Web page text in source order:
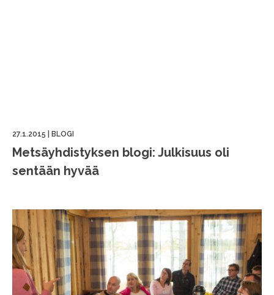
27.1.2015 BLOGI
Metsäyhdistyksen blogi: Julkisuus oli
sentään hyvää